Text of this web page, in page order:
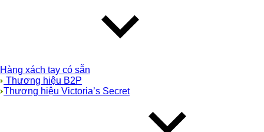
Hàng xách tay có sẵn
Thương hiệu B2P
Thương hiệu Victoria’s Secret